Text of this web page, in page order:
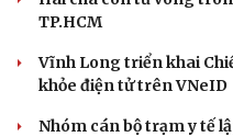
TP.HCM
Vĩnh Long triển khai
khỏe điện tử trên VNeID
Nhóm cán bộ trạm y tế